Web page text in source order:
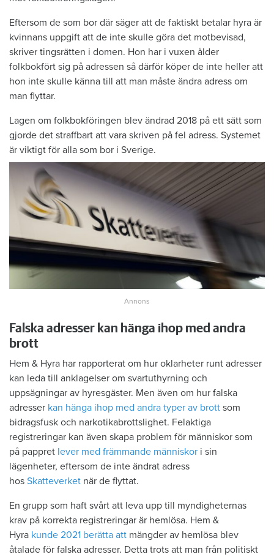
Eftersom de som bor där säger att de faktiskt betalar hyra är
kvinnans uppgift att de inte skulle göra det motbevisad,
skriver tingsrätten i domen. Hon har i vuxen ålder
folkbokfört sig på adressen så därför köper de inte heller att
hon inte skulle känna till att man måste ändra adress om
man flyttar.
Lagen om folkbokföringen blev ändrad 2018 på ett sätt som
gjorde det straffbart att vara skriven på fel adress. Systemet
är viktigt för alla som bor i Sverige.
Falska adresser kan hänga ihop med andra
brott
Hem & Hyra har rapporterat om hur oklarheter runt adresser
kan leda till anklagelser om svartuthyrning och
uppsägningar av hyresgäster. Men även om hur falska
adresser kan hänga ihop med andra typer av brott som
bidragsfusk och narkotikabrottslighet. Felaktiga
registreringar kan även skapa problem för människor som
på pappret lever med främmande människor i sin
lägenheter, eftersom de inte ändrat adress
hos Skatteverket när de flyttat.
En grupp som haft svårt att leva upp till myndigheternas
krav på korrekta registreringar är hemlösa. Hem &
Hyra kunde 2021 berätta att mängder av hemlösa blev
åtalade för falska adresser. Detta trots att man från politiskt